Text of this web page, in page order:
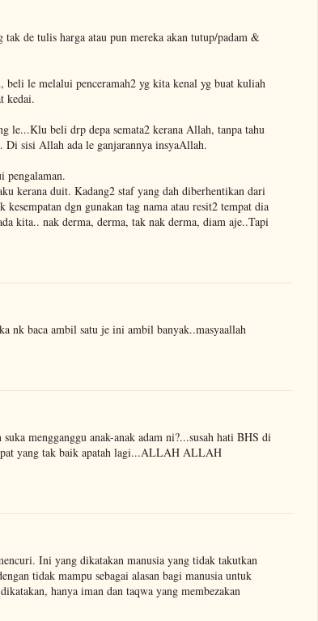
tak de tulis harga atau pun mereka akan tutup/padam &
beli le melalui penceramah2 yg kita kenal yg buat kuliah
kedai.
le...Klu beli drp depa semata2 kerana Allah, tanpa tahu
sisi Allah ada le ganjarannya insyaAllah.
pengalaman.
kerana duit. Kadang2 staf yang dah diberhentikan dari
dgn gunakan tag nama atau resit2 tempat dia
kita.. nak derma, derma, tak nak derma, diam aje..Tapi
nk baca ambil satu je ini ambil banyak..masyaallah
mengganggu anak-anak adam ni?...susah hati BHS di
yang tak baik apatah lagi...ALLAH ALLAH
Ini yang dikatakan manusia yang tidak takutkan
tidak mampu sebagai alasan bagi manusia untuk
hanya iman dan taqwa yang membezakan